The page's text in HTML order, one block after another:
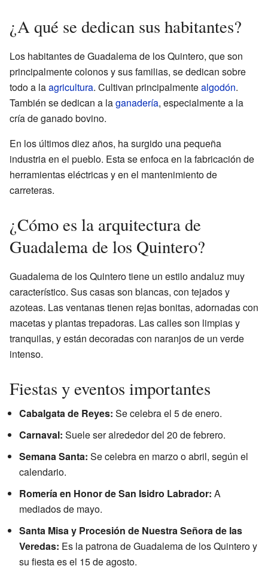
¿A qué se dedican sus habitantes?
Los habitantes de Guadalema de los Quintero, que son
principalmente colonos y sus familias, se dedican sobre
todo a laagricultura. Cultivan principalmentealgodón.
También se dedican a laganadería, especialmente a la
cría de ganado bovino.
En los últimos diez años, ha surgido una pequeña
industria en el pueblo. Esta se enfoca en la fabricación de
herramientas eléctricas y en el mantenimiento de
carreteras.
¿Cómo es la arquitectura de
Guadalema de los Quintero?
Guadalema de los Quintero tiene un estilo andaluz muy
característico. Sus casas son blancas, con tejados y
azoteas. Las ventanas tienen rejas bonitas, adornadas con
macetas y plantas trepadoras. Las calles son limpias y
tranquilas, y están decoradas con naranjos de un verde
intenso.
Fiestas y eventos importantes
Cabalgata de Reyes: Se celebra el 5 de enero.
Carnaval: Suele ser alrededor del 20 de febrero.
Semana Santa: Se celebra en marzo o abril, según el
calendario.
Romería en Honor de San Isidro Labrador: A
mediados de mayo.
Santa Misa y Procesión de Nuestra Señora de las
Veredas: Es la patrona de Guadalema de los Quintero y
su fiesta es el 15 de agosto.